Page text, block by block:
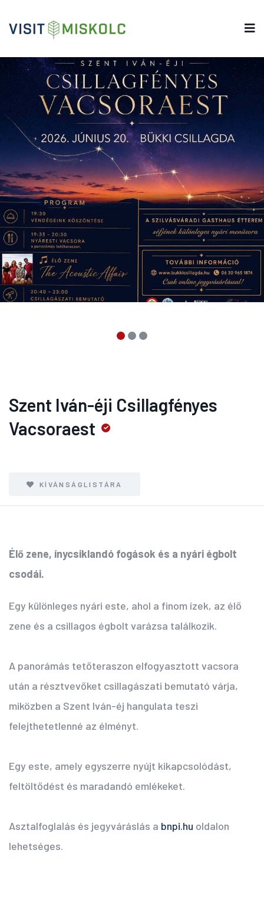
Szent Iván-éji Csillagfényes
Vacsoraest
KÍVÁNSÁGLISTÁRA
Élő zene, ínycsiklandó fogások és a nyári égbolt
csodái.
Egy különleges nyári este, ahol a finom ízek, az élő
zene és a csillagos égbolt varázsa találkozik.
A panorámás tetőteraszon elfogyasztott vacsora
után a résztvevőket csillagászati bemutató várja,
miközben a Szent Iván-éj hangulata teszi
felejthetetlenné az élményt.
Egy este, amely egyszerre nyújt kikapcsolódást,
feltöltődést és maradandó emlékeket.
Asztalfoglalás és jegyváráslás a bnpi.hu oldalon
lehetséges.